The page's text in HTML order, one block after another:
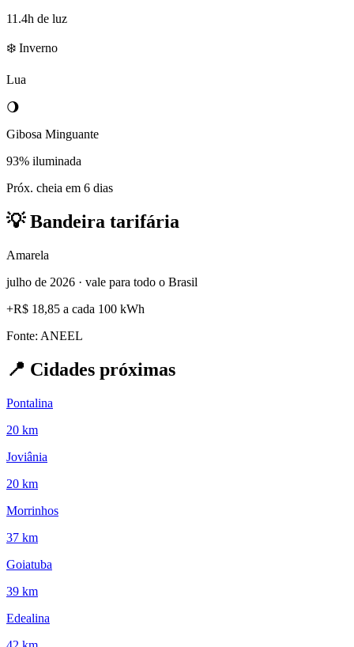
11.4h de luz
❄️ Inverno
Lua
🌖
Gibosa Minguante
93% iluminada
Próx. cheia em 6 dias
💡Bandeira tarifária
Amarela
julho de 2026 · vale para todo o Brasil
+R$ 18,85 a cada 100 kWh
Fonte: ANEEL
📍 Cidades próximas
Pontalina
20 km
Joviânia
20 km
Morrinhos
37 km
Goiatuba
39 km
Edealina